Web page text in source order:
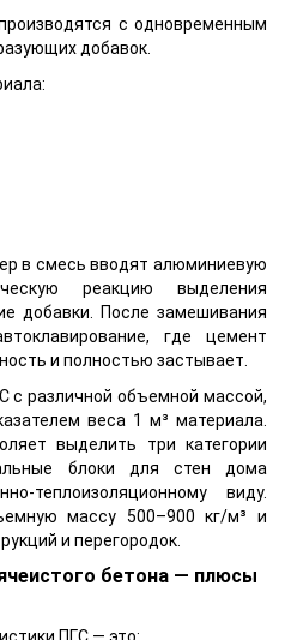
с одновременным
добавок.
в смесь вводят алюминиевую
реакцию выделения
добавки. После замешивания
где цемент
и полностью застывает.
с различной объемной массой,
веса 1 м³ материала.
выделить три категории
блоки для стен дома
теплоизоляционному виду.
массу 500–900 кг/м³ и
и перегородок.
бетона — плюсы